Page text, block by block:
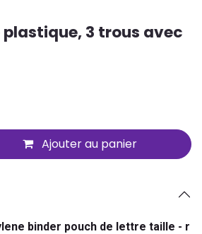
plastique, 3 trous avec
Ajouter au panier
binder pouch de lettre taille - r